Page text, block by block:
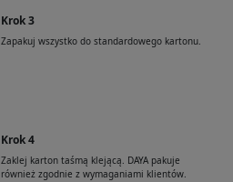
Krok 3
Zapakuj wszystko do standardowego kartonu.
Krok 4
Zaklej karton taśmą klejącą. DAYA pakuje
również zgodnie z wymaganiami klientów.